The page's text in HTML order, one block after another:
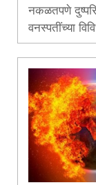
नकळतपणे
वनस्पतींच्या
करणारा हा